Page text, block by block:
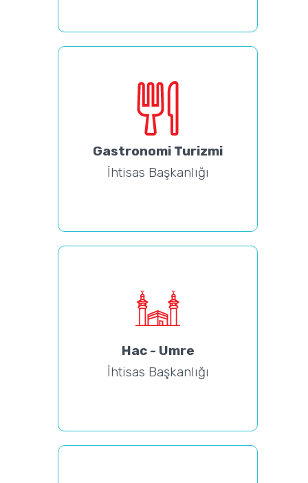
Gastronomi Turizmi
İhtisas Başkanlığı
Hac - Umre
İhtisas Başkanlığı